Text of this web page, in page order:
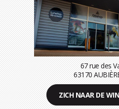
67 rue des
63170
ZICH NAAR DE